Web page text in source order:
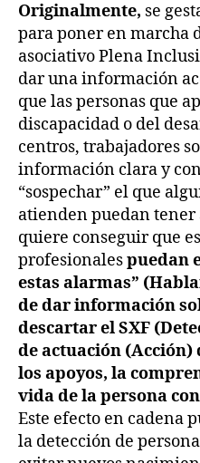
Originalmente, se
para poner en marcha
asociativo Plena
dar una información
que las personas que
discapacidad o del
centros, trabajadores
información clara y
“sospechar” el que
atienden puedan tener
quiere conseguir que
profesionalespuedan
estas alarmas”
de dar información
descartar el SXF
de actuación
los apoyos, la
vida de la persona
Este efecto en cadena
la detección de